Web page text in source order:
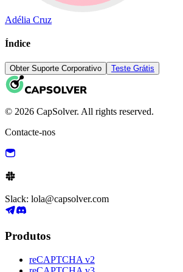
Adélia Cruz
Índice
Obter Suporte Corporativo Teste Grátis
© 2026 CapSolver. All rights reserved.
Contacte-nos
Slack: lola@capsolver.com
Produtos
reCAPTCHA v2